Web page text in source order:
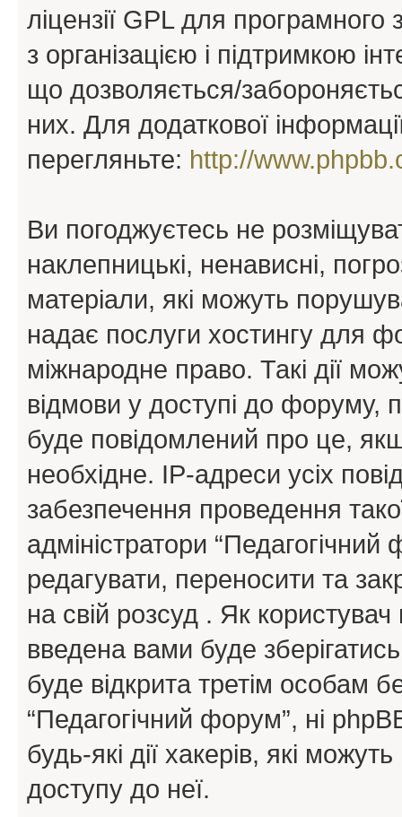
ліцензії GPL для
з організацією і підтримкою
що дозволяється/
них. Для додаткової
перегляньте: http://
Ви погоджуєтесь не
наклепницькі, ненависні,
матеріали, які можуть
надає послуги хостингу для
міжнародне право. Такі дії
відмови у доступі до форуму,
буде повідомлений про це,
необхідне. IP-адреси усіх
забезпечення проведення
адміністратори
редагувати, переносити та
на свій розсуд . Як
введена вами буде
буде відкрита третім особам
“Педагогічний форум”, ні
будь-які дії хакерів, які
доступу до неї.